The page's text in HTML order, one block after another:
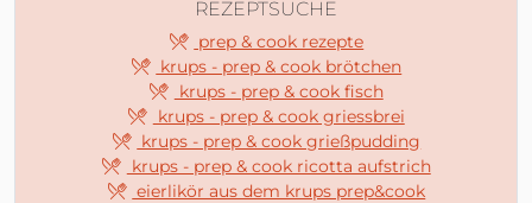
REZEPTSUCHE
prep & cook rezepte
krups - prep & cook brötchen
krups - prep & cook fisch
krups - prep & cook griessbrei
krups - prep & cook grießpudding
krups - prep & cook ricotta aufstrich
eierlikör aus dem krups prep&cook